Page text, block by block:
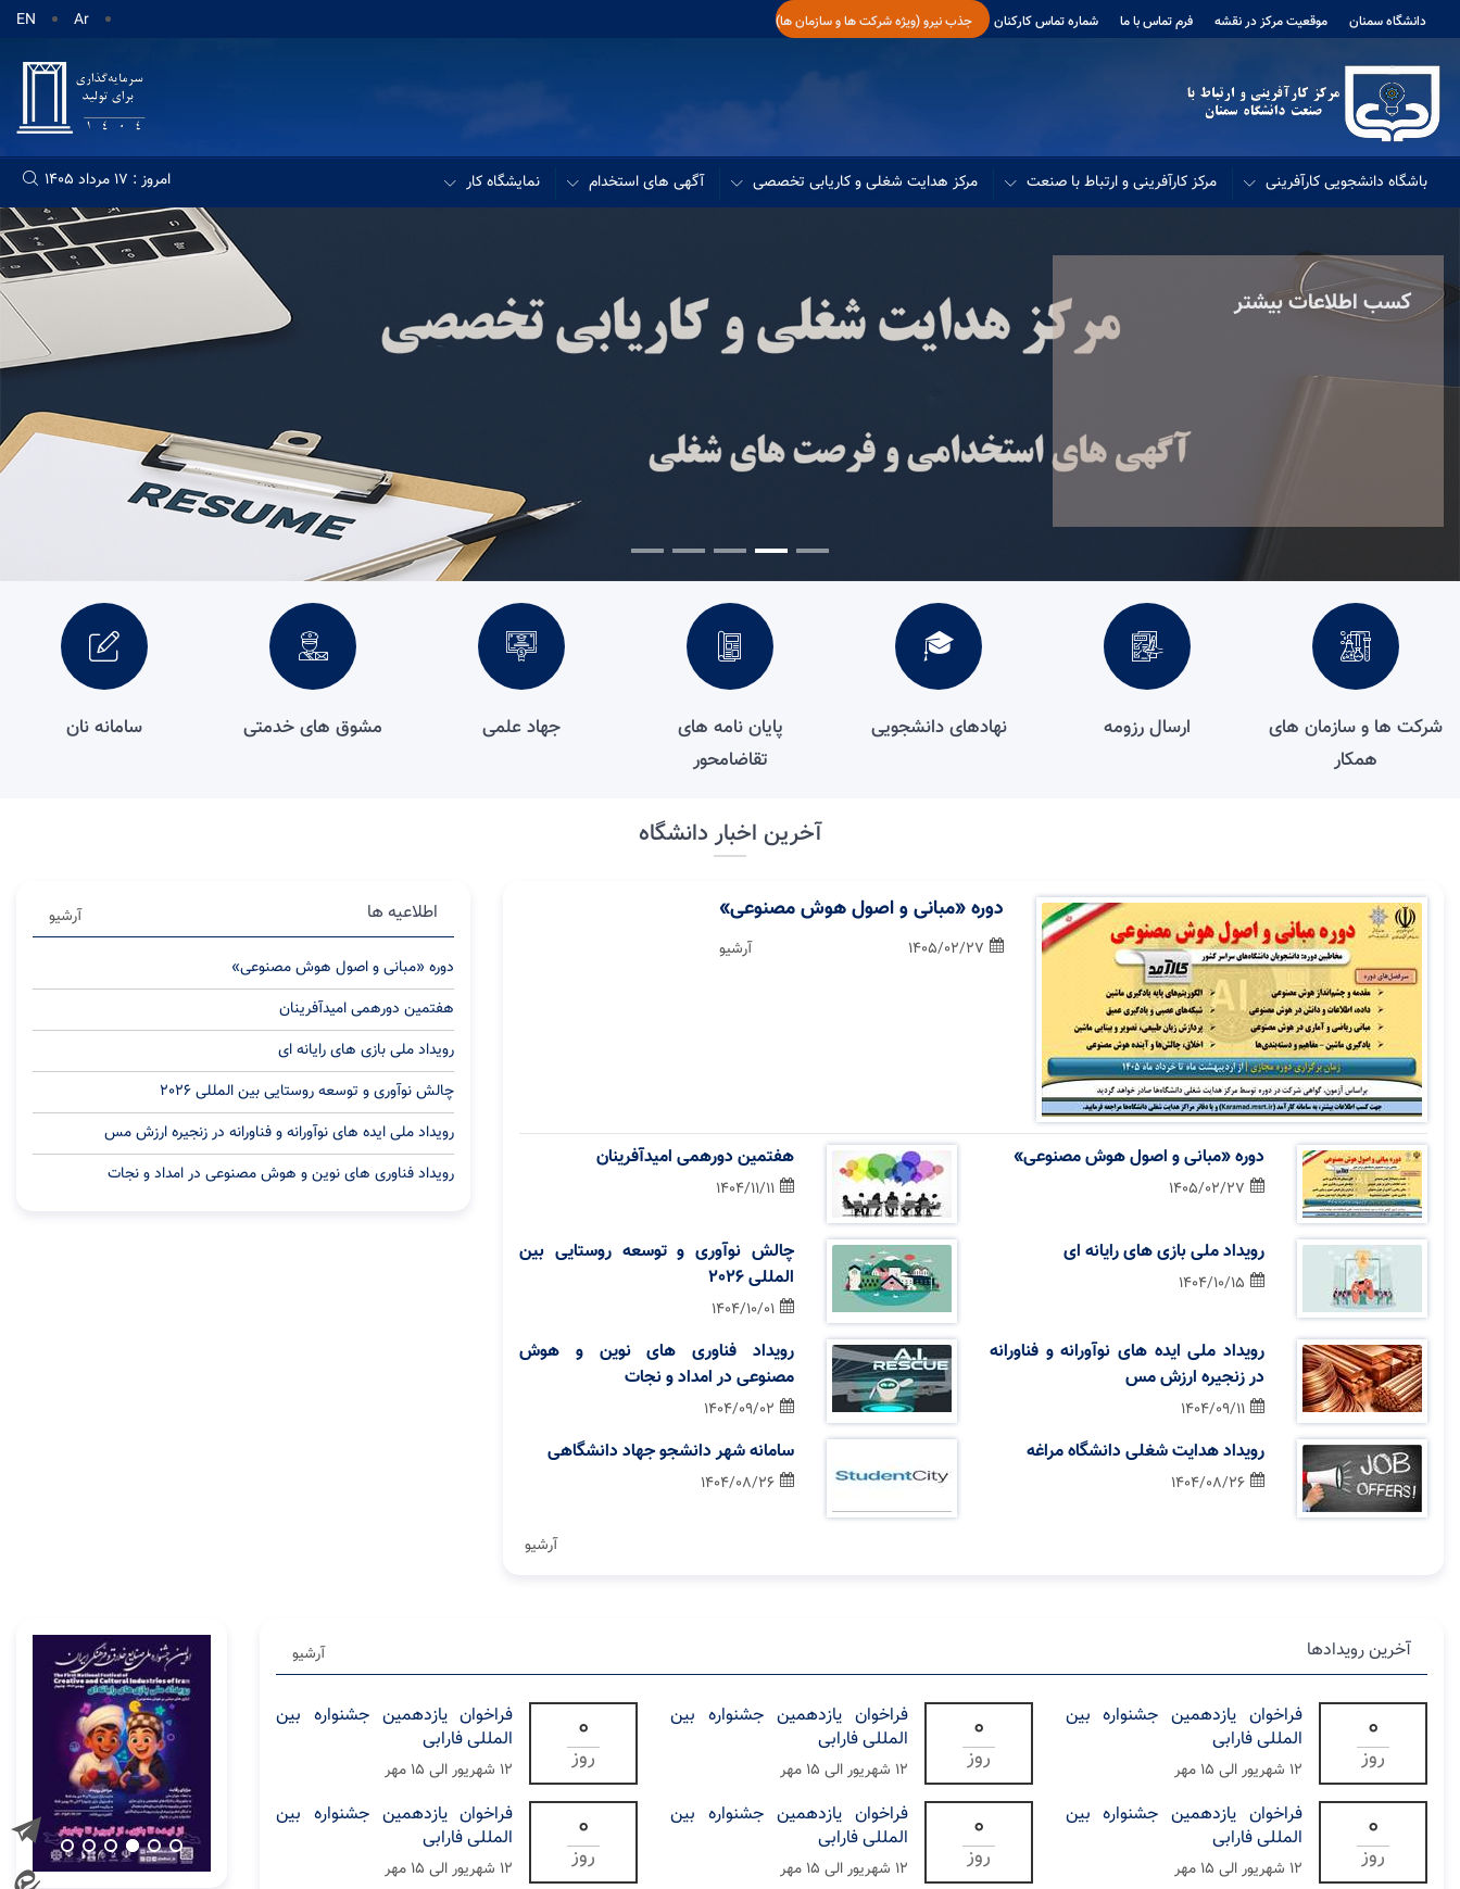
دانشگاه سمنان موقعیت مرکز در نقشه فرم تماس با ما شماره تماس کارکنان جذب نیرو (ویژه شرکت ها و سازمان ها) EN Ar
باشگاه دانشجویی کارآفرینی مرکز کارآفرینی و ارتباط با صنعت مرکز هدایت شغلی و کاریابی تخصصی آگهی های استخدام نمایشگاه کار امروز : 17 مرداد 1405
کسب اطلاعات بیشتر
شرکت ها و سازمان های
همکار
ارسال رزومه نهادهای دانشجویی
پایان نامه های
تقاضامحور
جهاد علمی مشوق های خدمتی سامانه نان
آخرین اخبار دانشگاه
دوره «مبانی و اصول هوش مصنوعی»
1405/02/27 آرشیو
دوره «مبانی و اصول هوش مصنوعی»
1405/02/27
هفتمین دورهمی امیدآفرینان
1404/11/11
رویداد ملی بازی های رایانه ای
1404/10/15
چالش نوآوری و توسعه روستایی بین
المللی 2026
1404/10/01
رویداد ملی ایده های نوآورانه و فناورانه
در زنجیره ارزش مس
1404/09/11
رویداد فناوری های نوین و هوش
مصنوعی در امداد و نجات
1404/09/02
رویداد هدایت شغلی دانشگاه مراغه
1404/08/26
سامانه شهر دانشجو جهاد دانشگاهی
1404/08/26
آرشیو
اطلاعیه ها آرشیو
دوره «مبانی و اصول هوش مصنوعی»
هفتمین دورهمی امیدآفرینان
رویداد ملی بازی های رایانه ای
چالش نوآوری و توسعه روستایی بین المللی 2026
رویداد ملی ایده های نوآورانه و فناورانه در زنجیره ارزش مس
رویداد فناوری های نوین و هوش مصنوعی در امداد و نجات
آخرین رویدادها آرشیو
0
روز
فراخوان یازدهمین جشنواره بین
المللی فارابی
۱۲ شهریور الی ۱۵ مهر
0
روز
فراخوان یازدهمین جشنواره بین
المللی فارابی
۱۲ شهریور الی ۱۵ مهر
0
روز
فراخوان یازدهمین جشنواره بین
المللی فارابی
۱۲ شهریور الی ۱۵ مهر
0
روز
فراخوان یازدهمین جشنواره بین
المللی فارابی
۱۲ شهریور الی ۱۵ مهر
0
روز
فراخوان یازدهمین جشنواره بین
المللی فارابی
۱۲ شهریور الی ۱۵ مهر
0
روز
فراخوان یازدهمین جشنواره بین
المللی فارابی
۱۲ شهریور الی ۱۵ مهر